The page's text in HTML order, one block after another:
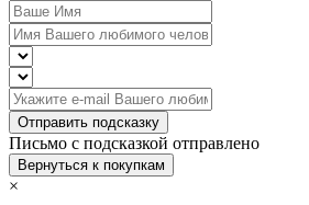
Отправить подсказку
Письмо с подсказкой отправлено
Вернуться к покупкам
×